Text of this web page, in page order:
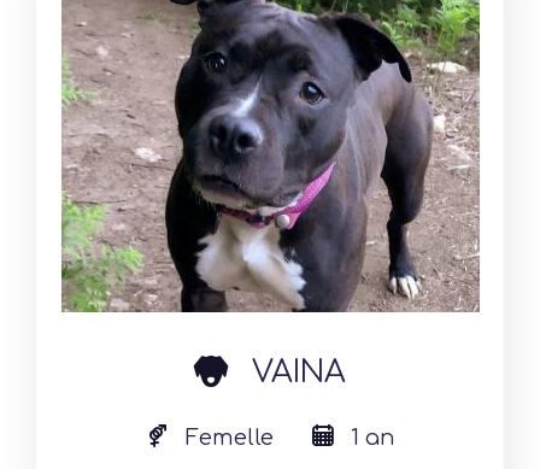
dog VAINA
Femelle 1 an